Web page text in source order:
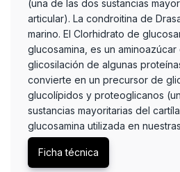
(una de las dos sustancias
articular). La condroitina de
marino. El Clorhidrato de
glucosamina, es un
glicosilación de algunas
convierte en un precursor de
glucolípidos y proteoglicanos
sustancias mayoritarias del
glucosamina utilizada en
Ficha técnica